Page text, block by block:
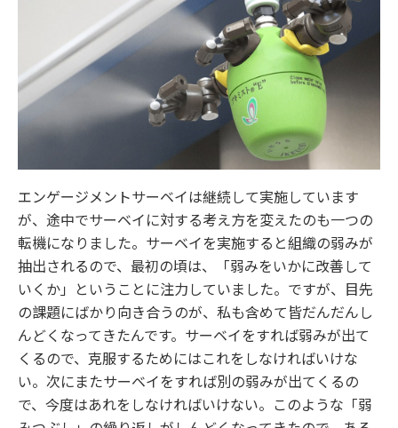
エンゲージメントサーベイは継続して実施しています
が、途中でサーベイに対する考え方を変えたのも一つの
転機になりました。サーベイを実施すると組織の弱みが
抽出されるので、最初の頃は、「弱みをいかに改善して
いくか」ということに注力していました。ですが、目先
の課題にばかり向き合うのが、私も含めて皆だんだんし
んどくなってきたんです。サーベイをすれば弱みが出て
くるので、克服するためにはこれをしなければいけな
い。次にまたサーベイをすれば別の弱みが出てくるの
で、今度はあれをしなければいけない。このような「弱